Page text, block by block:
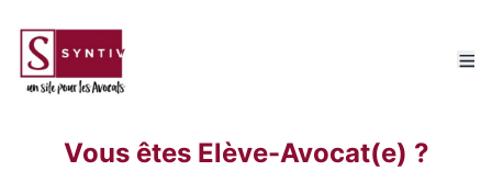
Vous êtes Elève-Avocat(e) ?